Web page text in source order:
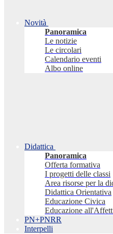
Novità
Panoramica
Le notizie
Le circolari
Calendario eventi
Albo online
Didattica
Panoramica
Offerta formativa
I progetti delle classi
Area risorse per la
Didattica Orientativa
Educazione Civica
Educazione
PN+PNRR
Interpelli